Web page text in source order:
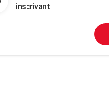
inscrivant